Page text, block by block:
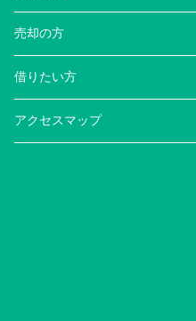
売却の方
借りたい方
アクセスマップ